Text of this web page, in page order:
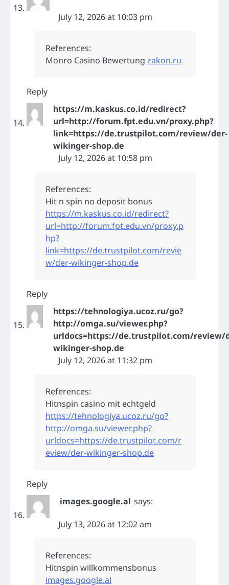
July 12, 2026 at 10:03 pm
References:
Monro Casino Bewertung zakon.ru
Reply
https://m.kaskus.co.id/redirect?
url=http://forum.fpt.edu.vn/proxy.php?
link=https://de.trustpilot.com/review/der-
wikinger-shop.de
July 12, 2026 at 10:58 pm
References:
Hit n spin no deposit bonus
https://m.kaskus.co.id/redirect?
url=http://forum.fpt.edu.vn/proxy.p
hp?
link=https://de.trustpilot.com/revie
w/der-wikinger-shop.de
Reply
https://tehnologiya.ucoz.ru/go?
http://omga.su/viewer.php?
urldocs=https://de.trustpilot.com/review/
wikinger-shop.de
July 12, 2026 at 11:32 pm
References:
Hitnspin casino mit echtgeld
https://tehnologiya.ucoz.ru/go?
http://omga.su/viewer.php?
urldocs=https://de.trustpilot.com/r
eview/der-wikinger-shop.de
Reply
images.google.al says:
July 13, 2026 at 12:02 am
References:
Hitnspin willkommensbonus
images.google.al